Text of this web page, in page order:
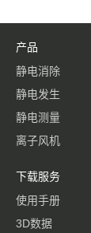
产品
静电消除
静电发生
静电测量
离子风机
下载服务
使用手册
3D数据